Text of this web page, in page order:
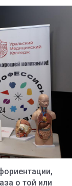
о той или